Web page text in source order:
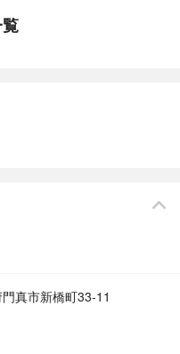
真市新橋町33-11